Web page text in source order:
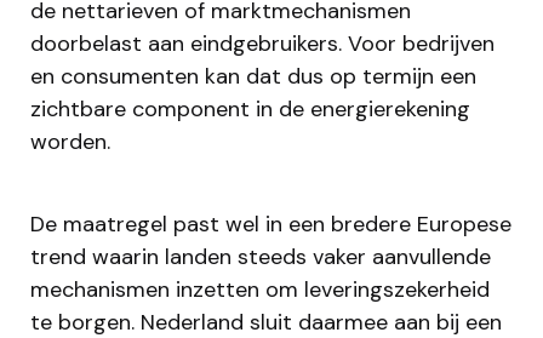
de nettarieven of marktmechanismen
doorbelast aan eindgebruikers. Voor bedrijven
en consumenten kan dat dus op termijn een
zichtbare component in de energierekening
worden.
De maatregel past wel in een bredere Europese
trend waarin landen steeds vaker aanvullende
mechanismen inzetten om leveringszekerheid
te borgen. Nederland sluit daarmee aan bij een